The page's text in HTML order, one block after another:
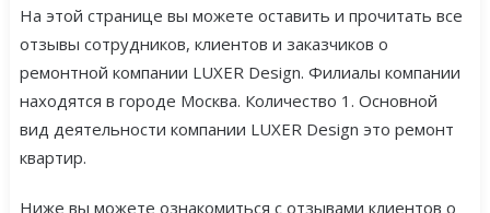
На этой странице вы можете оставить и прочитать все
отзывы сотрудников, клиентов и заказчиков о
ремонтной компании LUXER Design. Филиалы компании
находятся в городе Москва. Количество 1. Основной
вид деятельности компании LUXER Design это ремонт
квартир.
Ниже вы можете ознакомиться с отзывами клиентов о